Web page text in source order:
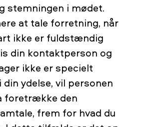
stemningen i mødet.
at tale forretning, når
ikke er fuldstændig
din kontaktperson og
ikke er specielt
ydelse, vil personen
foretrække den
frem for hvad du